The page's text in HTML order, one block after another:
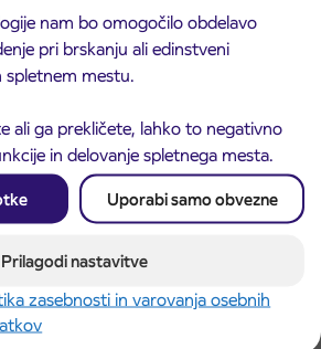
nam bo omogočilo obdelavo
pri brskanju ali edinstveni
mestu.
ali ga prekličete, lahko to negativno
in delovanje spletnega mesta.
Uporabi samo obvezne
Prilagodi nastavitve
zasebnosti in varovanja osebnih
zapori dela Škofjeloške
pri Kranju